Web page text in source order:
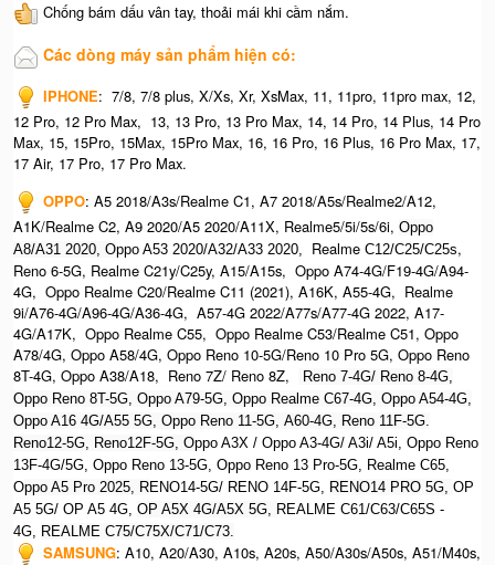
Chống bám dấu vân tay, thoải mái khi cầm nắm.
Các dòng máy sản phẩm hiện có:
IPHONE: 7/8, 7/8 plus, X/Xs, Xr, XsMax, 11, 11pro, 11pro max, 12,
12 Pro, 12 Pro Max, 13, 13 Pro, 13 Pro Max, 14, 14 Pro, 14 Plus, 14 Pro
Max, 15, 15Pro, 15Max, 15Pro Max, 16, 16 Pro, 16 Plus, 16 Pro Max, 17,
17 Air, 17 Pro, 17 Pro Max.
OPPO: A5 2018/A3s/Realme C1, A7 2018/A5s/Realme2/A12,
A1K/Realme C2, A9 2020/A5 2020/A11X, Realme5/5i/5s/6i, Oppo
A8/A31 2020, Oppo A53 2020/A32/A33 2020, Realme C12/C25/C25s,
Reno 6-5G, Realme C21y/C25y, A15/A15s, Oppo A74-4G/F19-4G/A94-
4G, Oppo Realme C20/Realme C11 (2021), A16K, A55-4G, Realme
9i/A76-4G/A96-4G/A36-4G, A57-4G 2022/A77s/A77-4G 2022, A17-
4G/A17K, Oppo Realme C55, Oppo Realme C53/Realme C51, Oppo
A78/4G, Oppo A58/4G, Oppo Reno 10-5G/Reno 10 Pro 5G, Oppo Reno
8T-4G, Oppo A38/A18, Reno 7Z/ Reno 8Z,
Reno 7-4G/ Reno 8-4G,
Oppo Reno 8T-5G, Oppo A79-5G, Oppo Realme C67-4G, Oppo A54-4G,
Oppo A16 4G/A55 5G, Oppo Reno 11-5G, A60-4G, Reno 11F-5G.
Reno12-5G, Reno12F-5G, Oppo A3X / Oppo A3-4G/ A3i/ A5i, Oppo Reno
13F-4G/5G, Oppo Reno 13-5G, Oppo Reno 13 Pro-5G, Realme C65,
Oppo A5 Pro 2025, RENO14-5G/ RENO 14F-5G, RENO14 PRO 5G, OP
A5 5G/ OP A5 4G, OP A5X 4G/A5X 5G,
REALME C61/C63/C65S -
4G,
REALME C75/C75X/C71/C73.
SAMSUNG: A10, A20/A30, A10s, A20s, A50/A30s/A50s, A51/M40s,